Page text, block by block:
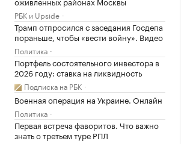
РБК и Upside
Трамп отпросился с заседания Госдепа
пораньше, чтобы «вести войну». Видео
Политика
Портфель состоятельного инвестора в
2026 году: ставка на ликвидность
Подписка на РБК
Военная операция на Украине. Онлайн
Политика
Первая встреча фаворитов. Что важно
знать о третьем туре РПЛ